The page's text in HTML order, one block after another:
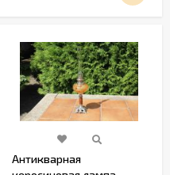
Антикварная